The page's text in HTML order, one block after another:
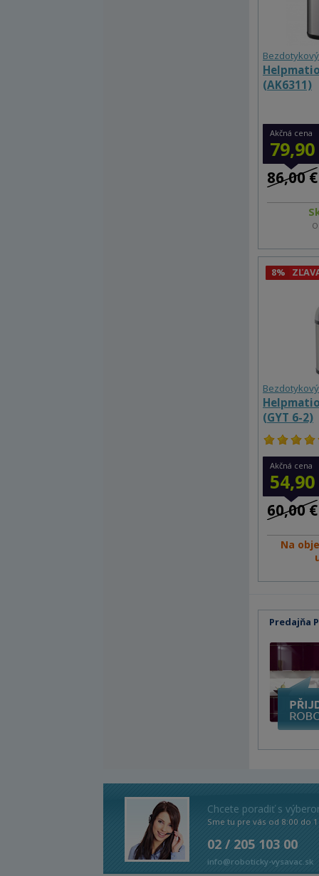
(AK6311)
Akčná cena
86,00 €
8%
(GYT 6-2)
Akčná cena
60,00 €
Na
Predajňa
Chcete poradiť s
Sme tu pre vás od 8:00 do
02 / 205 103 00
info@roboticky-vysavac.sk